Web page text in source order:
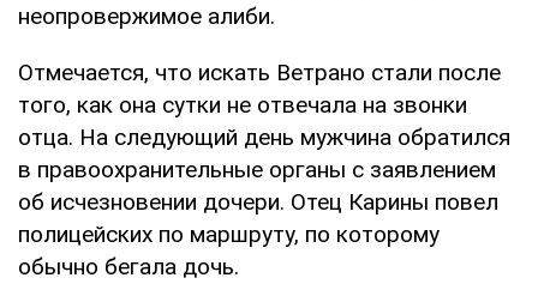
неопровержимое алиби.
Отмечается, что искать Ветрано стали после
того, как она сутки не отвечала на звонки
отца. На следующий день мужчина обратился
в правоохранительные органы с заявлением
об исчезновении дочери. Отец Карины повел
полицейских по маршруту, по которому
обычно бегала дочь.